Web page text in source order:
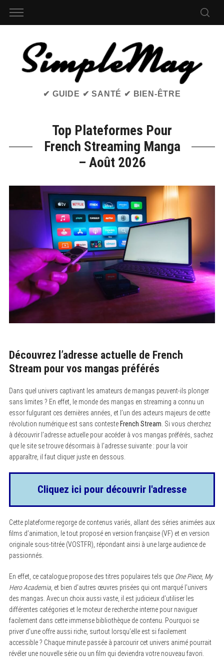
✔ GUIDE ✔ SANTÉ ✔ BIEN-ÊTRE
Top Plateformes Pour
French Streaming Manga
– Août 2026
Découvrez l’adresse actuelle de French
Stream pour vos mangas préférés
Dans quel univers captivant les amateurs de mangas peuvent-ils plonger
sans limites ? En effet, le monde des mangas en streaming a connu un
essor fulgurant ces dernières années, et l’un des acteurs majeurs de cette
révolution numérique est sans conteste French Stream . Si vous cherchez
à découvrir l’adresse actuelle pour accéder à vos mangas préférés, sachez
que le site se trouve désormais à l’adresse suivante : pour la voir
apparaître, il faut cliquer juste en dessous.
Cliquez ici pour découvrir l'adresse
Cette plateforme regorge de contenus variés, allant des séries animées aux
films d’animation, le tout proposé en version française (VF) et en version
originale sous-titrée (VOSTFR), répondant ainsi à une large audience de
passionnés.
En effet, ce catalogue propose des titres populaires tels que One Piece, My
Hero Academia, et bien d’autres œuvres prisées qui ont marqué l’univers
des mangas. Avec un choix aussi vaste, il est judicieux d’utiliser les
différentes catégories et le moteur de recherche interne pour naviguer
facilement dans cette immense bibliothèque de contenu. Pourquoi se
priver d’une offre aussi riche, surtout lorsqu’elle est si facilement
accessible ? Chaque minute passée à parcourir cet univers animé pourrait
révéler une nouvelle série ou un film qui deviendra votre nouveau favori.